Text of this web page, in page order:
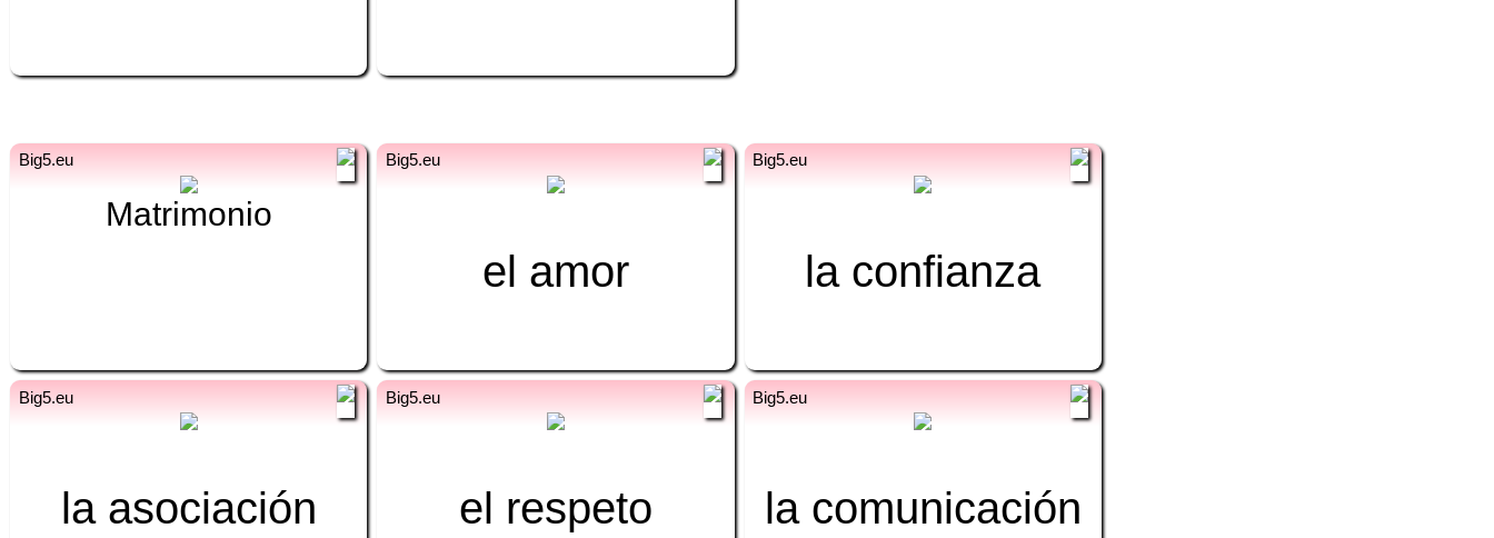
شادی
ur
Matrimonio
es
محبت
ur
el amor
es
اعتماد
ur
la confianza
es
شراکت
ur
la asociación
es
عزت
ur
el respeto
es
رابطہ
ur
la comunicación
es